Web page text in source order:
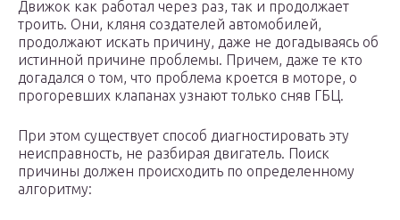
Движок как работал через раз, так и продолжает
троить. Они, кляня создателей автомобилей,
продолжают искать причину, даже не догадываясь об
истинной причине проблемы. Причем, даже те кто
догадался о том, что проблема кроется в моторе, о
прогоревших клапанах узнают только сняв ГБЦ.
При этом существует способ диагностировать эту
неисправность, не разбирая двигатель. Поиск
причины должен происходить по определенному
алгоритму: